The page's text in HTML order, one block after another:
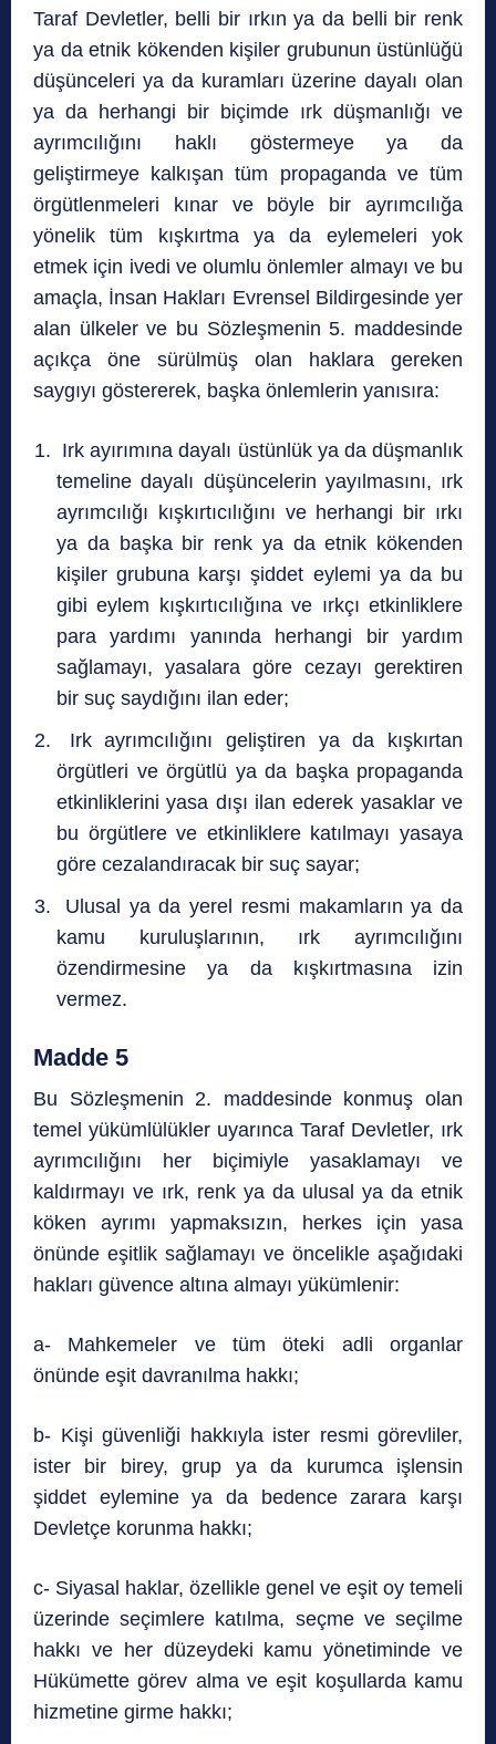
Taraf Devletler, belli bir ırkın ya da belli bir renk
ya da etnik kökenden kişiler grubunun üstünlüğü
düşünceleri ya da kuramları üzerine dayalı olan
ya da herhangi bir biçimde ırk düşmanlığı ve
ayrımcılığını haklı göstermeye ya da
geliştirmeye kalkışan tüm propaganda ve tüm
örgütlenmeleri kınar ve böyle bir ayrımcılığa
yönelik tüm kışkırtma ya da eylemeleri yok
etmek için ivedi ve olumlu önlemler almayı ve bu
amaçla, İnsan Hakları Evrensel Bildirgesinde yer
alan ülkeler ve bu Sözleşmenin 5. maddesinde
açıkça öne sürülmüş olan haklara gereken
saygıyı göstererek, başka önlemlerin yanısıra:
Irk ayırımına dayalı üstünlük ya da düşmanlık
temeline dayalı düşüncelerin yayılmasını, ırk
ayrımcılığı kışkırtıcılığını ve herhangi bir ırkı
ya da başka bir renk ya da etnik kökenden
kişiler grubuna karşı şiddet eylemi ya da bu
gibi eylem kışkırtıcılığına ve ırkçı etkinliklere
para yardımı yanında herhangi bir yardım
sağlamayı, yasalara göre cezayı gerektiren
bir suç saydığını ilan eder;
Irk ayrımcılığını geliştiren ya da kışkırtan
örgütleri ve örgütlü ya da başka propaganda
etkinliklerini yasa dışı ilan ederek yasaklar ve
bu örgütlere ve etkinliklere katılmayı yasaya
göre cezalandıracak bir suç sayar;
Ulusal ya da yerel resmi makamların ya da
kamu kuruluşlarının, ırk ayrımcılığını
özendirmesine ya da kışkırtmasına izin
vermez.
Madde 5
Bu Sözleşmenin 2. maddesinde konmuş olan
temel yükümlülükler uyarınca Taraf Devletler, ırk
ayrımcılığını her biçimiyle yasaklamayı ve
kaldırmayı ve ırk, renk ya da ulusal ya da etnik
köken ayrımı yapmaksızın, herkes için yasa
önünde eşitlik sağlamayı ve öncelikle aşağıdaki
hakları güvence altına almayı yükümlenir:
a- Mahkemeler ve tüm öteki adli organlar
önünde eşit davranılma hakkı;
b- Kişi güvenliği hakkıyla ister resmi görevliler,
ister bir birey, grup ya da kurumca işlensin
şiddet eylemine ya da bedence zarara karşı
Devletçe korunma hakkı;
c- Siyasal haklar, özellikle genel ve eşit oy temeli
üzerinde seçimlere katılma, seçme ve seçilme
hakkı ve her düzeydeki kamu yönetiminde ve
Hükümette görev alma ve eşit koşullarda kamu
hizmetine girme hakkı;